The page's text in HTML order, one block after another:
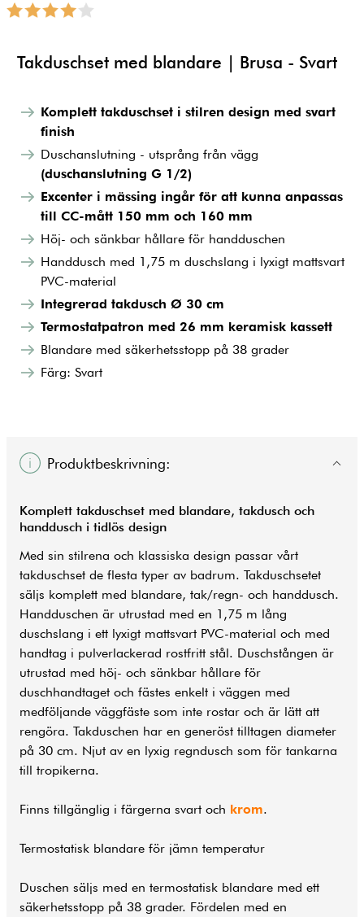
Takduschset med blandare | Brusa - Svart
Komplett takduschset i stilren design med svart
finish
Duschanslutning - utsprång från vägg
(duschanslutning G 1/2)
Excenter i mässing ingår för att kunna anpassas
till CC-mått 150 mm och 160 mm
Höj- och sänkbar hållare för handduschen
Handdusch med 1,75 m duschslang i lyxigt mattsvart
PVC-material
Integrerad takdusch Ø 30 cm
Termostatpatron med 26 mm keramisk kassett
Blandare med säkerhetsstopp på 38 grader
Färg: Svart
Produktbeskrivning:
Komplett takduschset med blandare, takdusch och
handdusch i tidlös design
Med sin stilrena och klassiska design passar vårt
takduschset de flesta typer av badrum. Takduschsetet
säljs komplett med blandare, tak/regn- och handdusch.
Handduschen är utrustad med en 1,75 m lång
duschslang i ett lyxigt mattsvart PVC-material och med
handtag i pulverlackerad rostfritt stål. Duschstången är
utrustad med höj- och sänkbar hållare för
duschhandtaget och fästes enkelt i väggen med
medföljande väggfäste som inte rostar och är lätt att
rengöra. Takduschen har en generöst tilltagen diameter
på 30 cm. Njut av en lyxig regndusch som för tankarna
till tropikerna.
Finns tillgänglig i färgerna svart och krom.
Termostatisk blandare för jämn temperatur
Duschen säljs med en termostatisk blandare med ett
säkerhetsstopp på 38 grader. Fördelen med en